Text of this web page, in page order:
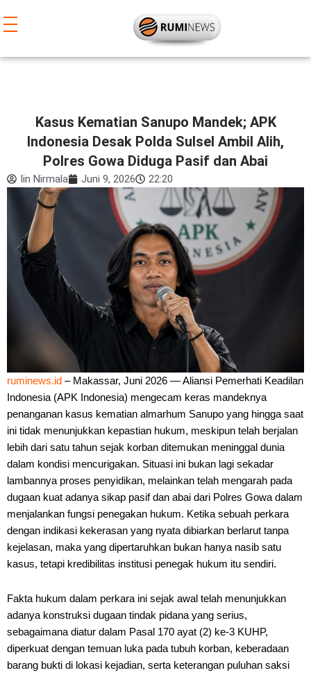
ke
Kasus Kematian Sanupo Mandek; APK
Indonesia Desak Polda Sulsel Ambil Alih,
Polres Gowa Diduga Pasif dan Abai
Iin Nirmala Juni 9, 2026 22:20
ruminews.id – Makassar, Juni 2026 — Aliansi Pemerhati Keadilan
Indonesia (APK Indonesia) mengecam keras mandeknya
penanganan kasus kematian almarhum Sanupo yang hingga saat
ini tidak menunjukkan kepastian hukum, meskipun telah berjalan
lebih dari satu tahun sejak korban ditemukan meninggal dunia
dalam kondisi mencurigakan. Situasi ini bukan lagi sekadar
lambannya proses penyidikan, melainkan telah mengarah pada
dugaan kuat adanya sikap pasif dan abai dari Polres Gowa dalam
menjalankan fungsi penegakan hukum. Ketika sebuah perkara
dengan indikasi kekerasan yang nyata dibiarkan berlarut tanpa
kejelasan, maka yang dipertaruhkan bukan hanya nasib satu
kasus, tetapi kredibilitas institusi penegak hukum itu sendiri.
Fakta hukum dalam perkara ini sejak awal telah menunjukkan
adanya konstruksi dugaan tindak pidana yang serius,
sebagaimana diatur dalam Pasal 170 ayat (2) ke-3 KUHP,
diperkuat dengan temuan luka pada tubuh korban, keberadaan
barang bukti di lokasi kejadian, serta keterangan puluhan saksi